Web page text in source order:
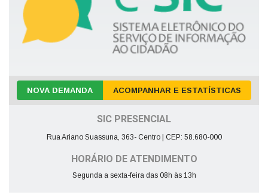
NOVA DEMANDA ACOMPANHAR E ESTATÍSTICAS
SIC PRESENCIAL
Rua Ariano Suassuna, 363- Centro | CEP: 58.680-000
HORÁRIO DE ATENDIMENTO
Segunda a sexta-feira das 08h às 13h